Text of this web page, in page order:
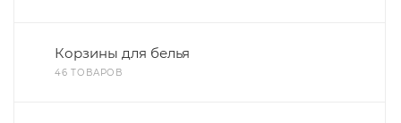
Корзины для белья
46 ТОВАРОВ